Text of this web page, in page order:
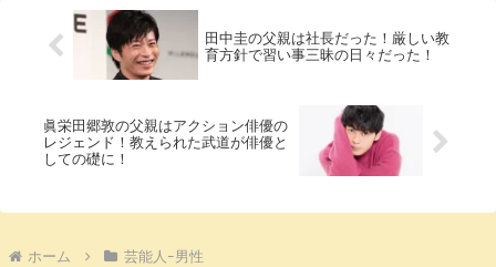
田中圭の父親は社長だった！厳しい教
育方針で習い事三昧の日々だった！
眞栄田郷敦の父親はアクション俳優の
レジェンド！教えられた武道が俳優と
しての礎に！
ホーム 芸能人ｰ男性